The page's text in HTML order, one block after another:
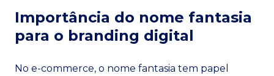
Importância do nome fantasia
para o branding digital
No e-commerce, o nome fantasia tem papel